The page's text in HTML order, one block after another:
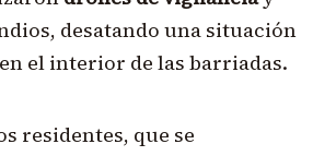
desatando una situación
el interior de las barriadas.
residentes, que se